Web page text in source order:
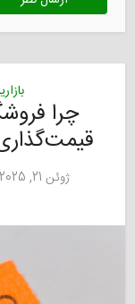
چرا
ژوئن 21, 2025